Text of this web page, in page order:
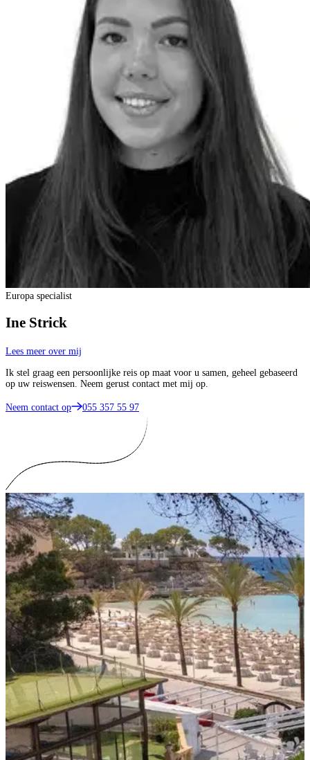
Europa specialist
Ine Strick
Lees meer over mij
Ik stel graag een persoonlijke reis op maat voor u samen, geheel gebaseerd
op uw reiswensen. Neem gerust contact met mij op.
Neem contact op 055 357 55 97